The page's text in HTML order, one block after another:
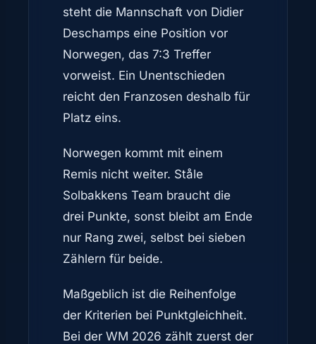
steht die Mannschaft von Didier
Deschamps eine Position vor
Norwegen, das 7:3 Treffer
vorweist. Ein Unentschieden
reicht den Franzosen deshalb für
Platz eins.
Norwegen kommt mit einem
Remis nicht weiter. Ståle
Solbakkens Team braucht die
drei Punkte, sonst bleibt am Ende
nur Rang zwei, selbst bei sieben
Zählern für beide.
Maßgeblich ist die Reihenfolge
der Kriterien bei Punktgleichheit.
Bei der WM 2026 zählt zuerst der